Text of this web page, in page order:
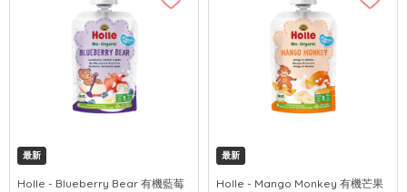
最新
Holle - Blueberry Bear 有機藍莓
最新
Holle - Mango Monkey 有機芒果